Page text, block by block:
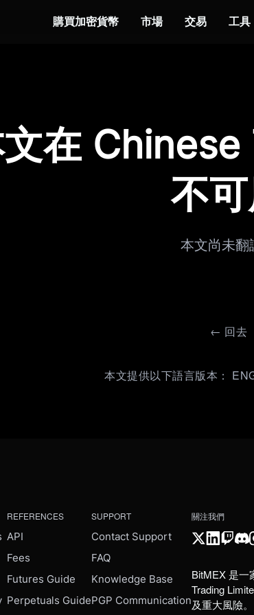
購買加密貨幣 市場 交易 工具
在
不
本文尚未翻
← 回去
本文提供以下語言版本：
REFERENCES
API
Fees
Futures Guide
Perpetuals Guide
SUPPORT
Contact Support
FAQ
Knowledge Base
PGP Communication
關注我們
BitMEX 是一
Trading
及重大風險。